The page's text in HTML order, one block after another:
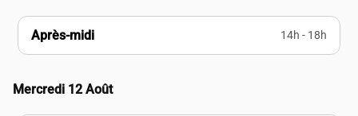
Après-midi 14h - 18h
Mercredi 12 Août